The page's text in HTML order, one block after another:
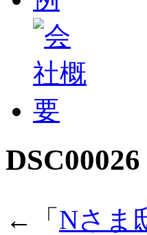
DSC00026
←「 Nさま